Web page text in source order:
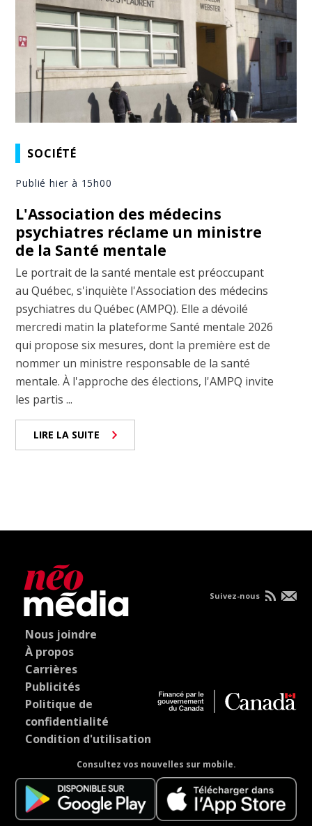
SOCIÉTÉ
Publié hier à 15h00
L'Association des médecins
psychiatres réclame un ministre
de la Santé mentale
Le portrait de la santé mentale est préoccupant
au Québec, s'inquiète l'Association des médecins
psychiatres du Québec (AMPQ). Elle a dévoilé
mercredi matin la plateforme Santé mentale 2026
qui propose six mesures, dont la première est de
nommer un ministre responsable de la santé
mentale. À l'approche des élections, l'AMPQ invite
les partis ...
LIRE LA SUITE
Nous joindre
À propos
Carrières
Publicités
Politique de
confidentialité
Condition d'utilisation
Consultez vos nouvelles sur mobile.
Suivez-nous